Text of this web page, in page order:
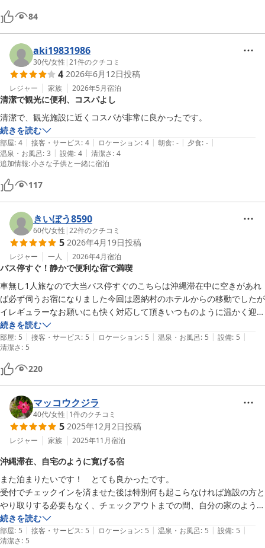
84
aki19831986
30代/女性 |21件のクチコミ
4 2026年6月12日投稿
レジャー 家族 2026年5月宿泊
清潔で観光に便利、コスパよし
清潔で、観光施設に近くコスパが非常に良かったです。
続きを読む
部屋: 4 | 接客・サービス: 4 | ロケーション: 4 | 朝食: - | 夕食: - |
温泉・お風呂: 3 | 設備: 4 | 清潔さ: 4
追加情報:小さな子供と一緒に宿泊
117
きいぼう8590
60代/女性 |22件のクチコミ
5 2026年4月19日投稿
レジャー 一人 2026年4月宿泊
バス停すぐ！静かで便利な宿で満喫
車無し1人旅なので大当バス停すぐのこちらは沖縄滞在中に空きがあれ
ば必ず伺うお宿になりました今回は恩納村のホテルからの移動でしたが
イレギュラーなお願いにも快く対応して頂きいつものように温かく迎え
て下さいました素敵な景色と清潔でおしゃれな空間でゆっくりとした時
間を過ごしつつ電動自転車で近くのカフェやお気に入りの飲食店そして
残波岬やビーチ巡りを楽しみました何よりこんなに便利なのにとても静
か！
これが読谷村が最高に好きな所です
続きを読む
部屋: 5 | 接客・サービス: 5 | ロケーション: 5 | 温泉・お風呂: 5 | 設備: 5 |
清潔さ: 5
220
マッコウクジラ
40代/女性 | 1件のクチコミ
5 2025年12月2日投稿
レジャー 家族 2025年11月宿泊
沖縄滞在、自宅のように寛げる宿
また泊まりたいです！　とても良かったです。
受付でチェックインを済ませた後は特別何も起こらなければ施設の方と
やり取りする必要もなく、チェックアウトまでの間、自分の家のように
寛げます。
姉妹で4泊させていただきましたが、不便を感じることは何もなかった
です。　スーパー・コンビニ・飲食店、全て近くにあります。　食器や
続きを読む
部屋: 5 | 接客・サービス: 5 | ロケーション: 5 | 温泉・お風呂: 5 | 設備: 5 |
清潔さ: 5